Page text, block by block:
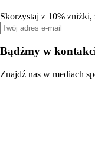
Skorzystaj z 10% zniżki,
Bądźmy w
Znajdź nas w mediach